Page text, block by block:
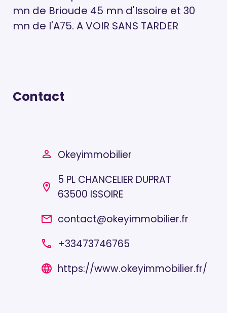
mn de Brioude 45 mn d'Issoire et 30
mn de l'A75. A VOIR SANS TARDER
Contact
person_outline Okeyimmobilier
location_on
5 PL CHANCELIER DUPRAT
63500 ISSOIRE
email contact@okeyimmobilier.fr
local_phone +33473746765
language https://www.okeyimmobilier.fr/